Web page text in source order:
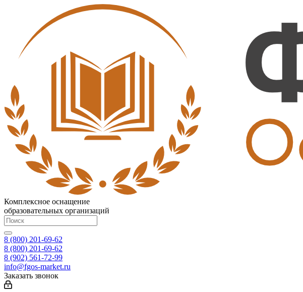
Комплексное оснащение
образовательных организаций
8 (800) 201-69-62
8 (800) 201-69-62
8 (902) 561-72-99
info@fgos-market.ru
Заказать звонок